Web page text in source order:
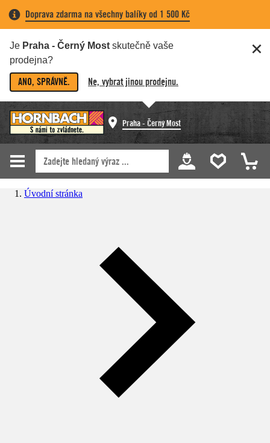
Doprava zdarma na všechny balíky od 1 500 Kč
Je Praha - Černý Most skutečně vaše
prodejna?
ANO, SPRÁVNĚ. Ne, vybrat jinou prodejnu.
Praha - Černý Most
Úvodní stránka